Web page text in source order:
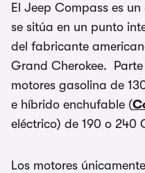
El Jeep Compass es
se sitúa en un punto
del fabricante
Grand Cherokee.
motores gasolina de
e híbrido enchufable (
eléctrico) de 190 o 240
Los motores